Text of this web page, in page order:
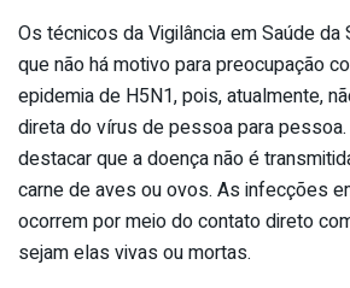
Os técnicos da Vigilância em Saúde
que não há motivo para preocupação
epidemia de H5N1, pois, atualmente,
direta do vírus de pessoa para
destacar que a doença não é
carne de aves ou ovos. As infecções
ocorrem por meio do contato direto
sejam elas vivas ou mortas.